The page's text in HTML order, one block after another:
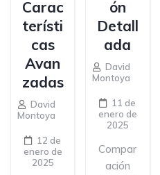
Carac
terísti
cas
Avan
zadas
David
Montoya
12 de
enero de
2025
ón
Detall
ada
David
Montoya
11 de
enero de
2025
Compar
ación